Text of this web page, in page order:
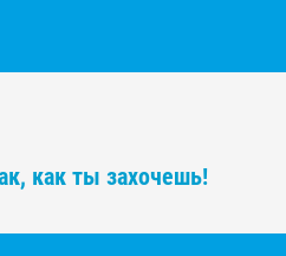
как ты захочешь!